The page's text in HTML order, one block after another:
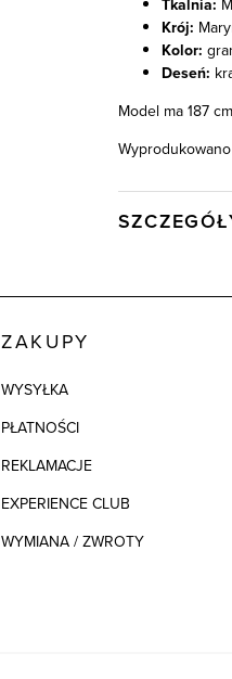
Krój:
Kolor:
Deseń:
Model ma 187
Kod produktu:
ZAKUPY
WYSYŁKA
PŁATNOŚCI
REKLAMACJE
EXPERIENCE CLUB
WYMIANA / ZWROTY